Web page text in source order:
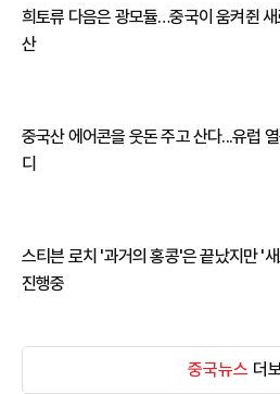
희토류 다음은 광모듈…중국이 움켜쥔
산
중국산 에어콘을 웃돈 주고 산다...유럽
디
스티븐 로치 '과거의 홍콩'은 끝났지만 '
진행중
중국뉴스 더